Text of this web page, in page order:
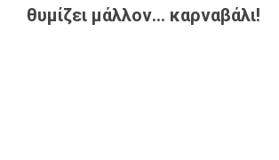
θυμίζει μάλλον... καρναβάλι!